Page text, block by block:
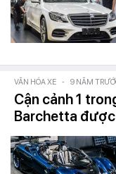
VĂN HÓA XE - 9 NĂM
Cận cảnh 1
Barchetta